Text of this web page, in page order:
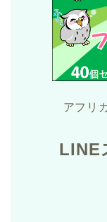
アフリ
LINE